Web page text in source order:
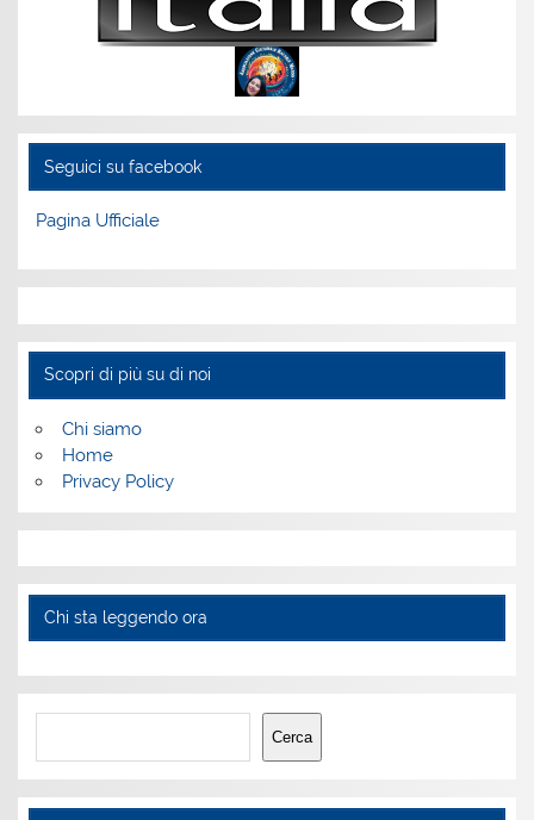
Seguici su facebook
Pagina Ufficiale
Scopri di più su di noi
Chi siamo
Home
Privacy Policy
Chi sta leggendo ora
Cerca
Cerca